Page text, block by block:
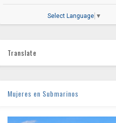
Select Language ▼
Translate
Mujeres en Submarinos